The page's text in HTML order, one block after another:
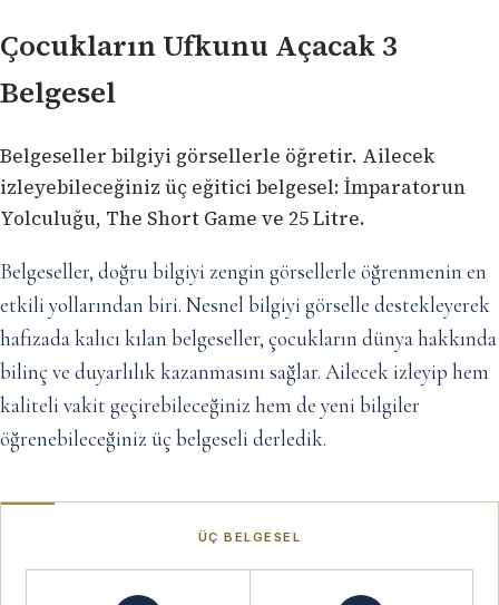
Çocukların Ufkunu Açacak 3
Belgesel
Belgeseller bilgiyi görsellerle öğretir. Ailecek
izleyebileceğiniz üç eğitici belgesel: İmparatorun
Yolculuğu, The Short Game ve 25 Litre.
Belgeseller, doğru bilgiyi zengin görsellerle öğrenmenin en
etkili yollarından biri. Nesnel bilgiyi görselle destekleyerek
hafızada kalıcı kılan belgeseller, çocukların dünya hakkında
bilinç ve duyarlılık kazanmasını sağlar. Ailecek izleyip hem
kaliteli vakit geçirebileceğiniz hem de yeni bilgiler
öğrenebileceğiniz üç belgeseli derledik.
ÜÇ BELGESEL